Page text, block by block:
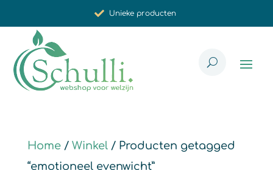
Unieke producten
Met zorg voor u geselecteerd
Home/ Winkel/ Producten getagged
“emotioneel evenwicht”